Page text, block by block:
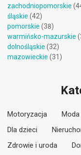
zachodniopomorskie
śląskie (42)
pomorskie (38)
warmińsko-mazurskie
dolnośląskie (32)
mazowieckie (31)
Motoryzacja
Dla dzieci
Zdrowie i uroda